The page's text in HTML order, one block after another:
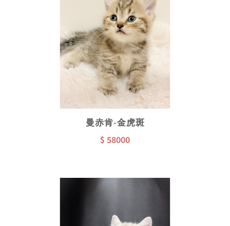
曼赤肯-金虎斑
$ 58000